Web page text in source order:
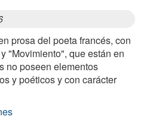
prosa del poeta francés, con
"Movimiento", que están en
no poseen elementos
y poéticos y con carácter